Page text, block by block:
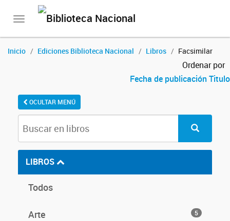
Toggle
Inicio Ediciones Biblioteca Nacional Libros Facsimilar
Ordenar por
Fecha de publicaciónTitulo
OCULTAR MENÚ
LIBROS
Todos
Arte 5